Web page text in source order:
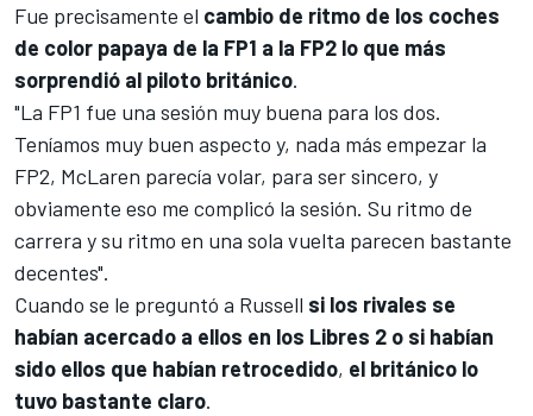
Fue precisamente el cambio de ritmo de los coches
de color papaya de la FP1 a la FP2 lo que más
sorprendió al piloto británico.
"La FP1 fue una sesión muy buena para los dos.
Teníamos muy buen aspecto y, nada más empezar la
FP2, McLaren parecía volar, para ser sincero, y
obviamente eso me complicó la sesión. Su ritmo de
carrera y su ritmo en una sola vuelta parecen bastante
decentes".
Cuando se le preguntó a Russell si los rivales se
habían acercado a ellos en los Libres 2 o si habían
sido ellos que habían retrocedido, el británico lo
tuvo bastante claro.